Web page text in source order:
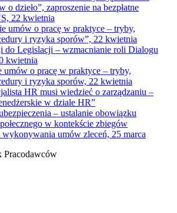
o dzieło”, zaproszenie na bezpłatne
22 kwietnia
umów o pracę w praktyce – tryby,
i ryzyka sporów”, 22 kwietnia
do Legislacji – wzmacnianie roli Dialogu
kwietnia
umów o pracę w praktyce – tryby,
i ryzyka sporów, 22 kwietnia
HR musi wiedzieć o zarządzaniu –
w dziale HR”
– ustalanie obowiązku
w kontekście zbiegów
umów zleceń, 25 marca
Pracodawców